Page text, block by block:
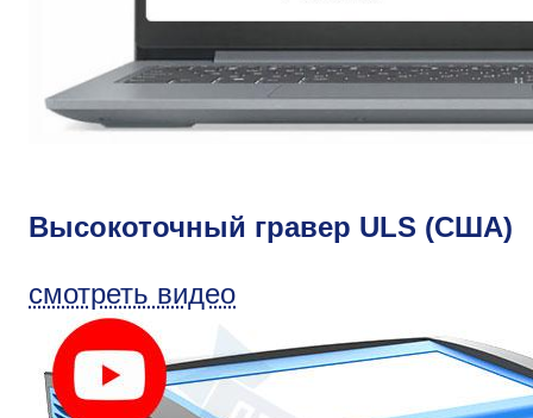
Высокоточный гравер ULS (США)
смотреть видео